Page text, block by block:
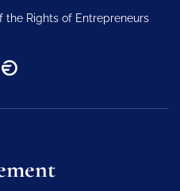
the Rights of Entrepreneurs